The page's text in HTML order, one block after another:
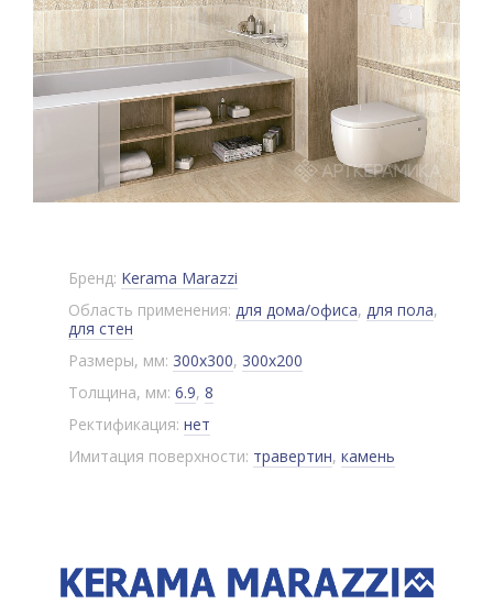
Бренд: Kerama Marazzi
Область применения: для дома/офиса, для пола,
для стен
Размеры, мм: 300x300, 300x200
Толщина, мм: 6.9, 8
Ректификация: нет
Имитация поверхности: травертин, камень